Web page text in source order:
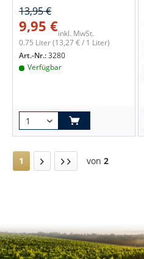
13,95 €
9,95 €inkl. MwSt.
0.75 Liter(13,27 € / 1 Liter)
Art.-Nr.:3280
Verfügbar
1 von 2